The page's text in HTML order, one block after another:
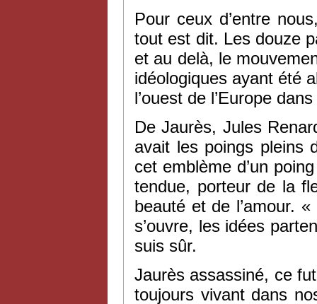
Pour ceux d’entre
tout est dit. Les douze
et au delà, le
idéologiques ayant été
l’ouest de l’Europe
De Jaurès, Jules
avait les poings pleins
cet emblème d’un
tendue, porteur de la
beauté et de l’amour.
s’ouvre, les idées
suis sûr.
Jaurès assassiné, ce
toujours vivant dans